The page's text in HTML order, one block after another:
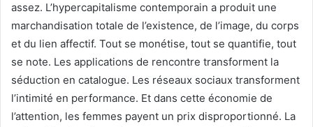
assez. L’hypercapitalisme contemporain a produit une
marchandisation totale de l’existence, de l’image, du corps
et du lien affectif. Tout se monétise, tout se quantifie, tout
se note. Les applications de rencontre transforment la
séduction en catalogue. Les réseaux sociaux transforment
l’intimité en performance. Et dans cette économie de
l’attention, les femmes payent un prix disproportionné. La